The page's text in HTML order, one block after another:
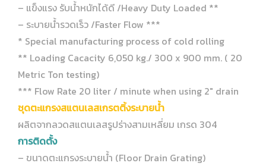
– แข็งแรง รับน้ำหนักได้ดี /Heavy Duty Loaded **
– ระบายน้ำรวดเร็ว /Faster Flow ***
* Special manufacturing process of cold rolling
** Loading Cacacity 6,050 kg./ 300 x 900 mm. ( 20
Metric Ton testing)
*** Flow Rate 20 liter / minute when using 2″ drain
ชุดตะแกรงสแตนเลสเกรตติ้งระบายน้ำ
ผลิตจากลวดสแตนเลสรูปร่างสามเหลี่ยม เกรด 304
การติดตั้ง
– ขนาดตะแกรงระบายน้ำ (Floor Drain Grating)